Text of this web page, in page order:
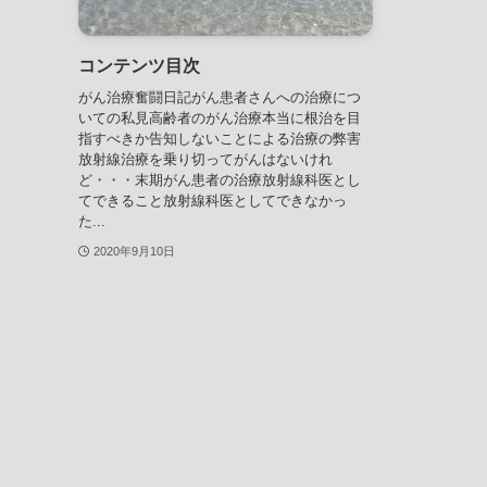
コンテンツ目次
がん治療奮闘日記がん患者さんへの治療につ
いての私見高齢者のがん治療本当に根治を目
指すべきか告知しないことによる治療の弊害
放射線治療を乗り切ってがんはないけれ
ど・・・末期がん患者の治療放射線科医とし
てできること放射線科医としてできなかっ
た...
2020年9月10日